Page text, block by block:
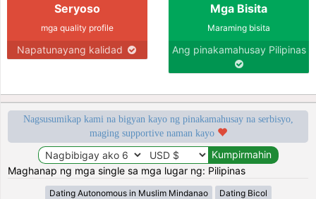
Seryoso
mga quality profile
Napatunayang kalidad
Mga Bisita
Maraming bisita
Ang pinakamahusay Pilipinas
Nagsusumikap kami na bigyan kayo ng pinakamahusay na serbisyo,
maging supportive naman kayo
Maghanap ng mga single sa mga lugar ng: Pilipinas
Dating Autonomous in Muslim Mindanao Dating Bicol